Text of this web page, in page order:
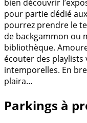
bien découvrir
pour partie dédié
pourrez prendre le
de backgammon ou
bibliothèque.
écouter des playlists
intemporelles. En
plaira…
Parkings à